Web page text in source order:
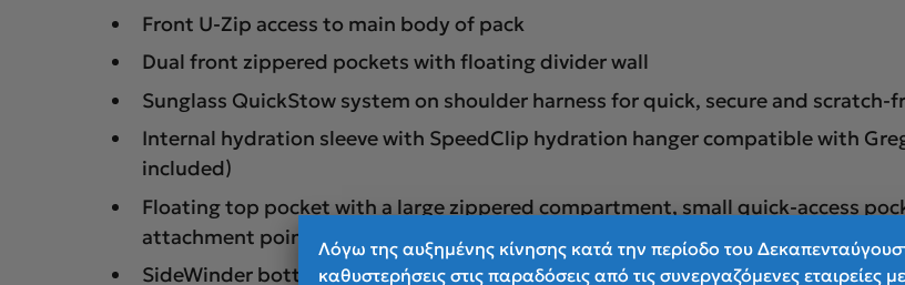
Front U-Zip access to main body of pack
Dual front zippered pockets with floating divider wall
Sunglass QuickStow system on shoulder harness for quick, secure and scratch-
Internal hydration sleeve with SpeedClip hydration hanger compatible with
included)
Floating top pocket with a large zippered compartment, small quick-access
attachment points, and key clip
SideWinder bottle holster for one-handed on-the-go water bottle access - tucks
Λόγω της αυξημένης κίνησης κατά την περίοδο του
καθυστερήσεις στις παραδόσεις από τις συνεργαζόμενες εταιρείες